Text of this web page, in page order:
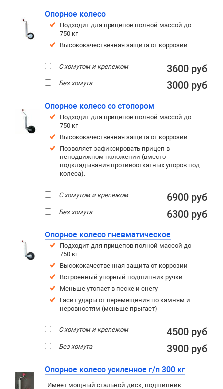
Опорное колесо
Подходит для прицепов полной массой до
750 кг
Высококачественная защита от коррозии
С хомутом и крепежом 3600 руб
Без хомута 3000 руб
Опорное колесо со стопором
Подходит для прицепов полной массой до
750 кг
Высококачественная защита от коррозии
Позволяет зафиксировать прицеп в
неподвижном положении (вместо
подкладывания противооткатных упоров под
колеса).
С хомутом и крепежом 6900 руб
Без хомута 6300 руб
Опорное колесо пневматическое
Подходит для прицепов полной массой до
750 кг
Высококачественная защита от коррозии
Встроенный упорный подшипник ручки
Меньше утопает в песке и снегу
Гасит удары от перемещения по камням и
неровностям (меньше прыгает)
С хомутом и крепежом 4500 руб
Без хомута 3900 руб
Опорное колесо усиленное г/п 300 кг
Имеет мощный стальной диск, подшипник